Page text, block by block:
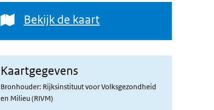
Bekijk de kaart
Bekijk de kaart
Kaartgegevens
Bronhouder: Rijksinstituut voor Volksgezondheid
en Milieu (RIVM)